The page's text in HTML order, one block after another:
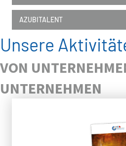
AZUBITALENT
Unsere
VON
UNTERNEHMEN